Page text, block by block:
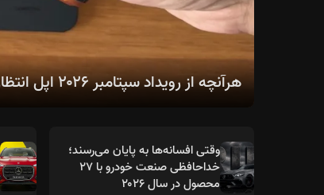
هرآنچه از رویداد سپتامبر ۲۰۲۶ اپل انتظار می‌رود؛ از سری آیفون ۱۸ تا اولین آیفون تاشو
وقتی افسانه‌ها به پایان می‌رسند؛
خداحافظی صنعت خودرو با ۲۷
محصول در سال ۲۰۲۶